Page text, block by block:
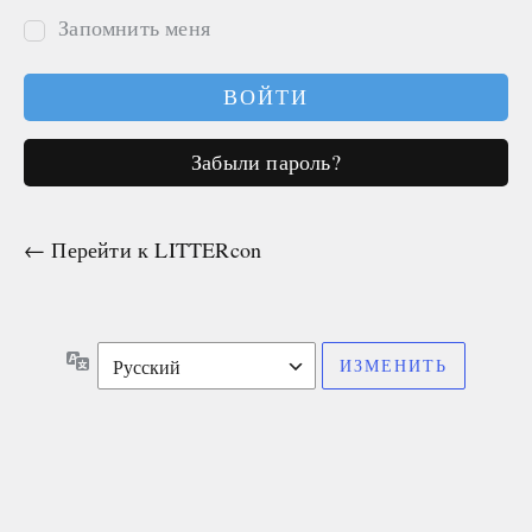
Запомнить меня
Забыли пароль?
← Перейти к LITTERcon
Язык